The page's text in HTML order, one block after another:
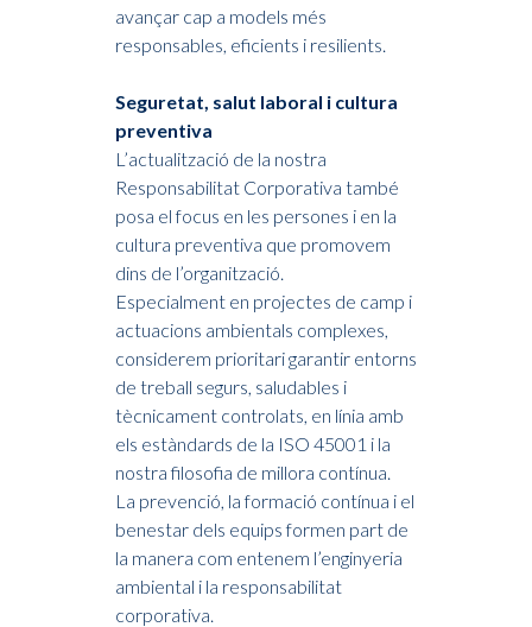
avançar cap a models més
responsables, eficients i resilients.
Seguretat, salut laboral i cultura
preventiva
L’actualització de la nostra
Responsabilitat Corporativa també
posa el focus en les persones i en la
cultura preventiva que promovem
dins de l’organització.
Especialment en projectes de camp i
actuacions ambientals complexes,
considerem prioritari garantir entorns
de treball segurs, saludables i
tècnicament controlats, en línia amb
els estàndards de la ISO 45001 i la
nostra filosofia de millora contínua.
La prevenció, la formació contínua i el
benestar dels equips formen part de
la manera com entenem l’enginyeria
ambiental i la responsabilitat
corporativa.